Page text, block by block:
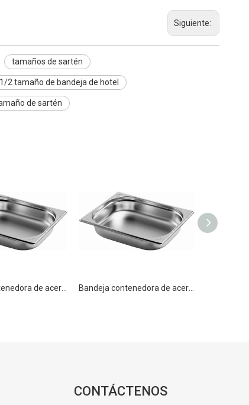
Siguiente:
tamaños de sartén
1/2 tamaño de bandeja de hotel
de sartén
CONTÁCTENOS